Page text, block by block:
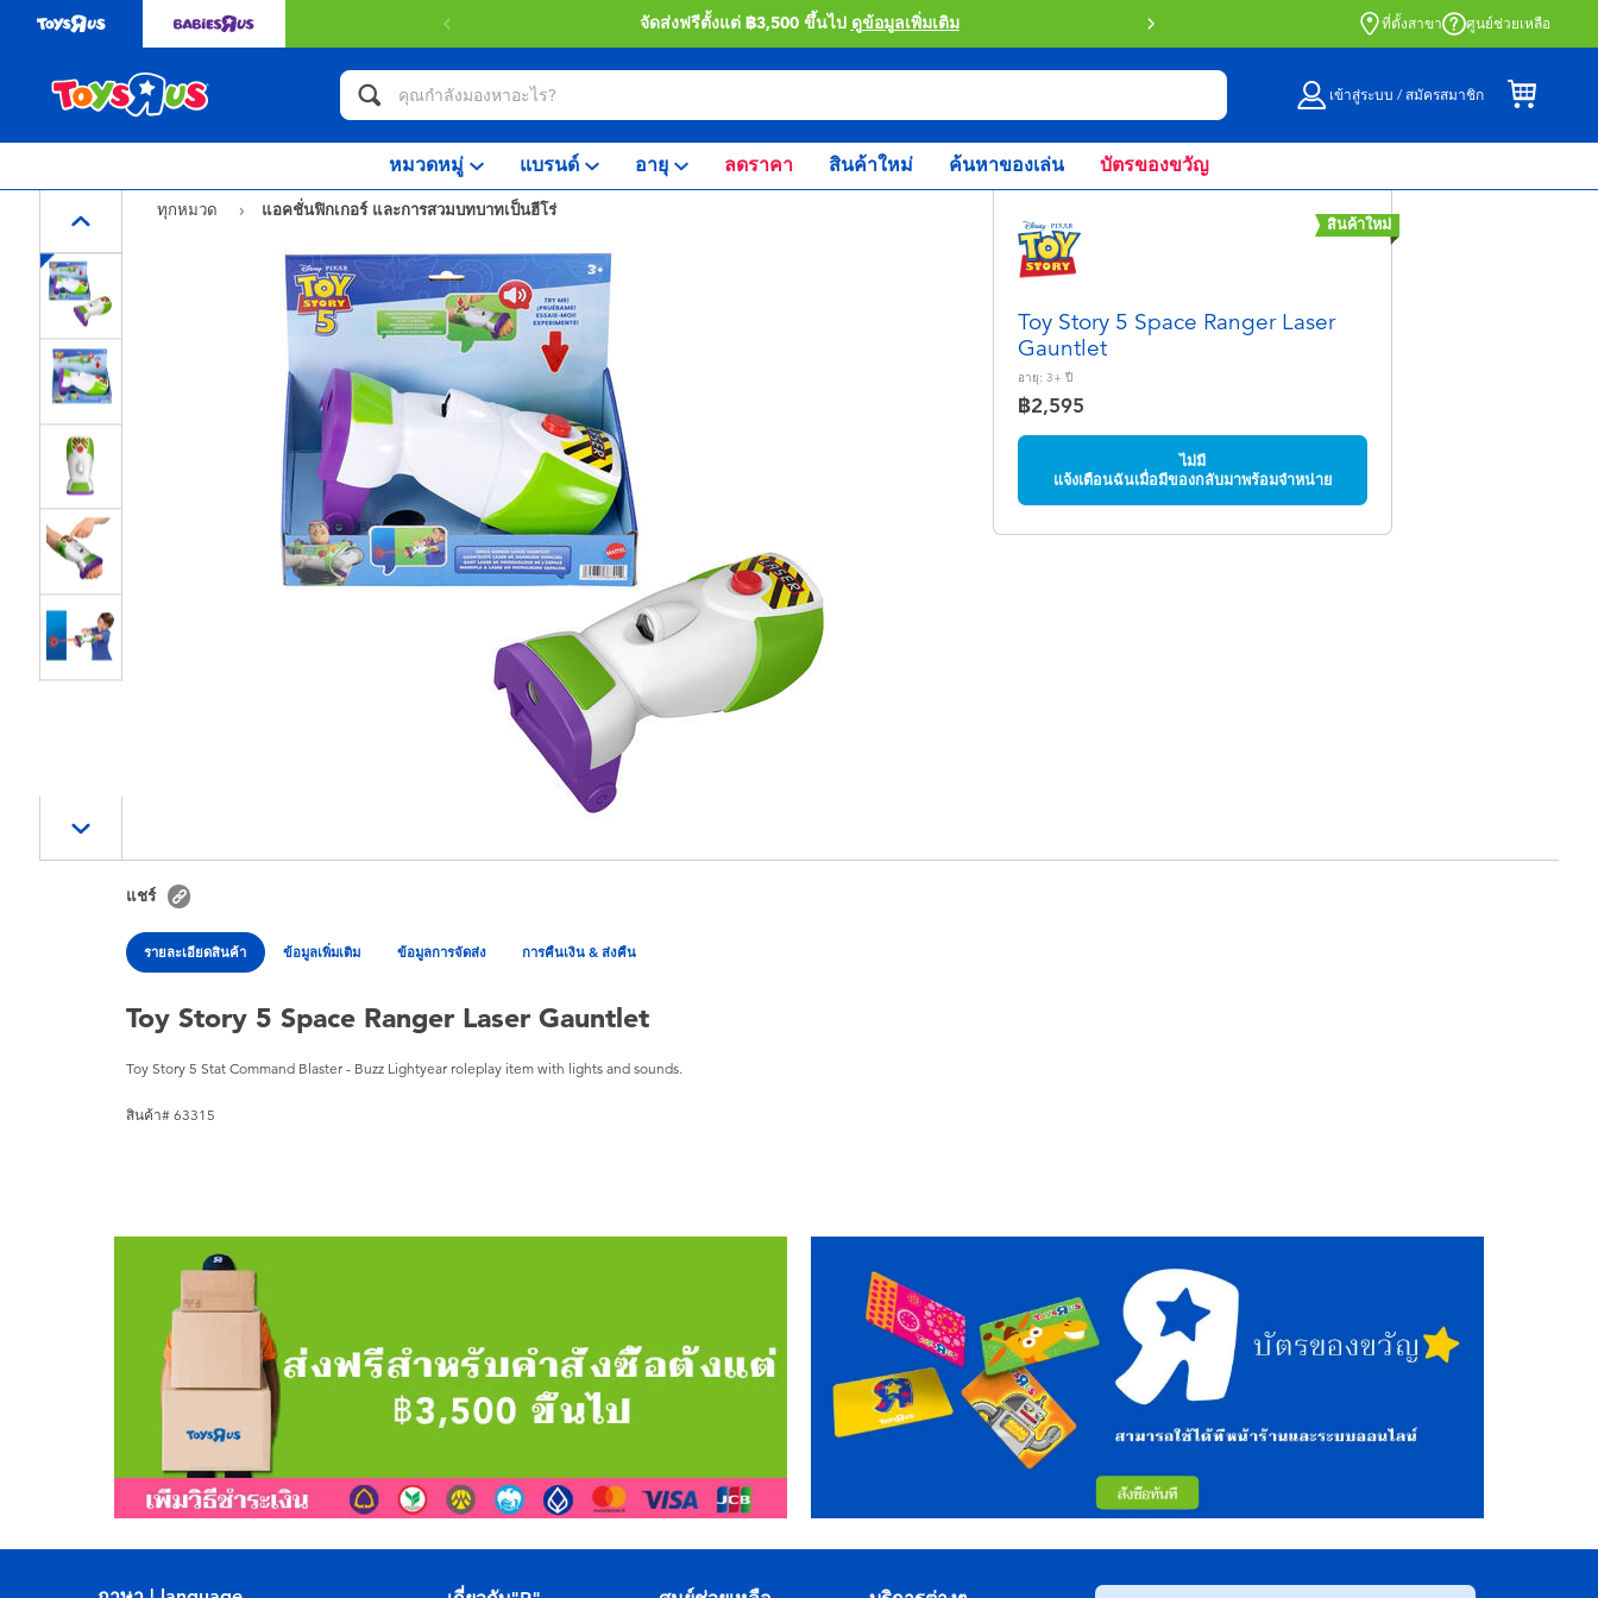
จัดส่งฟรีตั้งแต่ ฿3,500 ขึ้นไป ดูข้อมูลเพิ่มเติม สั่งซื้อออนไลน์และรับที่หน้าร้านด้วย Click
ที่ตั้งสาขา ศูนย์ช่วยเหลือ
เข้าสู่ระบบ / สมัครสมาชิก
หมวดหมู่ แบรนด์ อายุ ลดราคา สินค้าใหม่ ค้นหาของเล่น บัตรของขวัญ
ทุกหมวด
แอคชั่นฟิกเกอร์ และการสวมบทบาทเป็นฮีโร่
สินค้าใหม่
Toy Story 5 Space Ranger Laser
Gauntlet
อายุ: 3+ ปี
฿2,595
ไม่มี
แจ้งเตือนฉันเมื่อมีของกลับมาพร้อมจำหน่าย
แชร์
รายละเอียดสินค้า ข้อมูลเพิ่มเติม ข้อมูลการจัดส่ง การคืนเงิน & ส่งคืน
Toy Story 5 Space Ranger Laser Gauntlet
Toy Story 5 Stat Command Blaster - Buzz Lightyear roleplay item with lights and sounds.
สินค้า# 63315